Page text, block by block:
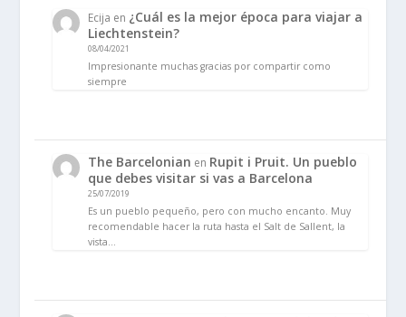
Ecija en ¿Cuál es la mejor época para viajar a
Liechtenstein?
08/04/2021
Impresionante muchas gracias por compartir como
siempre
The Barcelonian en Rupit i Pruit. Un pueblo
que debes visitar si vas a Barcelona
25/07/2019
Es un pueblo pequeño, pero con mucho encanto. Muy
recomendable hacer la ruta hasta el Salt de Sallent, la
vista…